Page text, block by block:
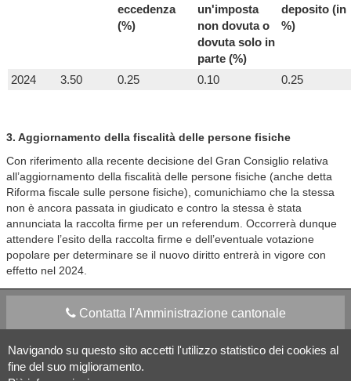
Navigando su questo sito accetti l'utilizzo statistico dei cookies al
fine del suo miglioramento.
eccedenza
(%)
un'imposta
non dovuta o
dovuta solo in
parte (%)
deposito (in
%)
2024 3.50 0.25 0.10 0.25
3. Aggiornamento della fiscalità delle persone fisiche
Con riferimento alla recente decisione del Gran Consiglio relativa
all’aggiornamento della fiscalità delle persone fisiche (anche detta
Riforma fiscale sulle persone fisiche), comunichiamo che la stessa
non è ancora passata in giudicato e contro la stessa è stata
annunciata la raccolta firme per un referendum. Occorrerà dunque
attendere l’esito della raccolta firme e dell’eventuale votazione
popolare per determinare se il nuovo diritto entrerà in vigore con
effetto nel 2024.
Contatta l'Amministrazione cantonale
Apps Mobile Social media